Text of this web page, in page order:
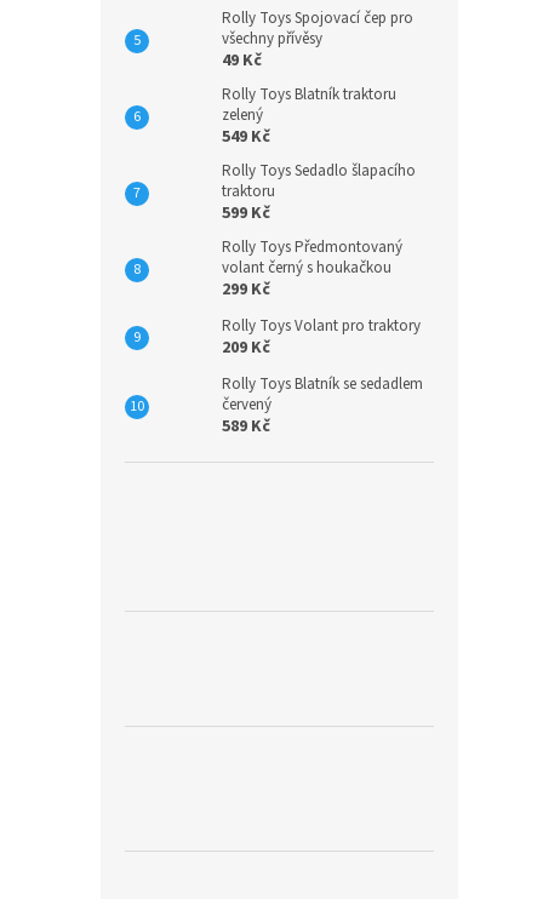
Rolly Toys Spojovací čep pro
všechny přívěsy
49 Kč
Rolly Toys Blatník traktoru
zelený
549 Kč
Rolly Toys Sedadlo šlapacího
traktoru
599 Kč
Rolly Toys Předmontovaný
volant černý s houkačkou
299 Kč
Rolly Toys Volant pro traktory
209 Kč
Rolly Toys Blatník se sedadlem
červený
589 Kč